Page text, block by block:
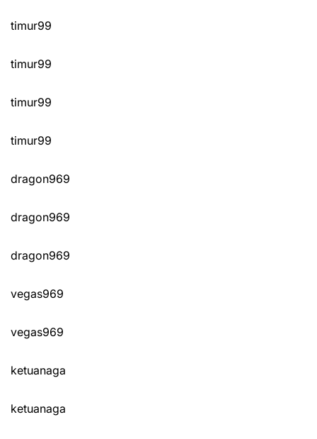
timur99
timur99
timur99
timur99
dragon969
dragon969
dragon969
vegas969
vegas969
ketuanaga
ketuanaga